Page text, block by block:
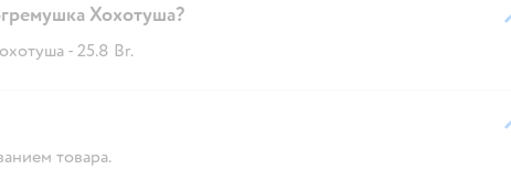
Хохотуша?
- 25.8 Br.
товара.